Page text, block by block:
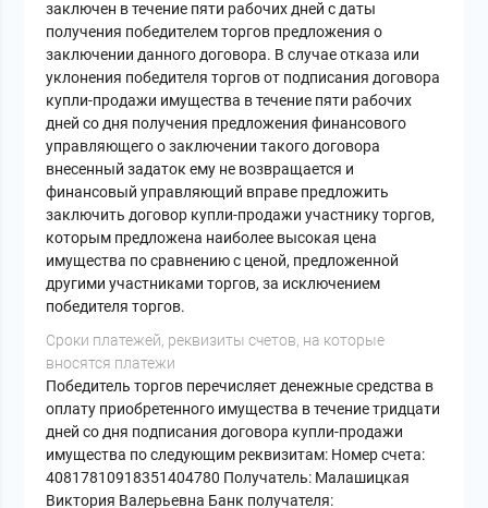
заключен в течение пяти рабочих дней с даты
получения победителем торгов предложения о
заключении данного договора. В случае отказа или
уклонения победителя торгов от подписания договора
купли-продажи имущества в течение пяти рабочих
дней со дня получения предложения финансового
управляющего о заключении такого договора
внесенный задаток ему не возвращается и
финансовый управляющий вправе предложить
заключить договор купли-продажи участнику торгов,
которым предложена наиболее высокая цена
имущества по сравнению с ценой, предложенной
другими участниками торгов, за исключением
победителя торгов.
Сроки платежей, реквизиты счетов, на которые
вносятся платежи
Победитель торгов перечисляет денежные средства в
оплату приобретенного имущества в течение тридцати
дней со дня подписания договора купли-продажи
имущества по следующим реквизитам: Номер счета:
40817810918351404780 Получатель: Малашицкая
Виктория Валерьевна Банк получателя: